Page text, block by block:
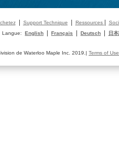
| Support Technique Ressources
Langue:
English Français Deutsch 日
de Waterloo Maple Inc. 2019.| Terms of Use